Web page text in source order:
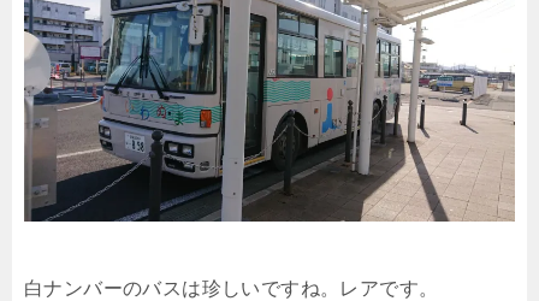
白ナンバーのバスは珍しいですね。レアです。